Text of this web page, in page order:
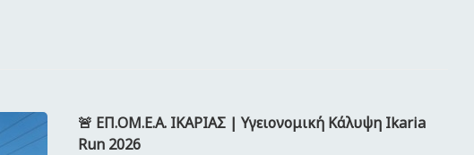
🚨 ΕΠ.ΟΜ.Ε.Α. ΙΚΑΡΙΑΣ | Υγειονομική Κάλυψη Ikaria
Run 2026